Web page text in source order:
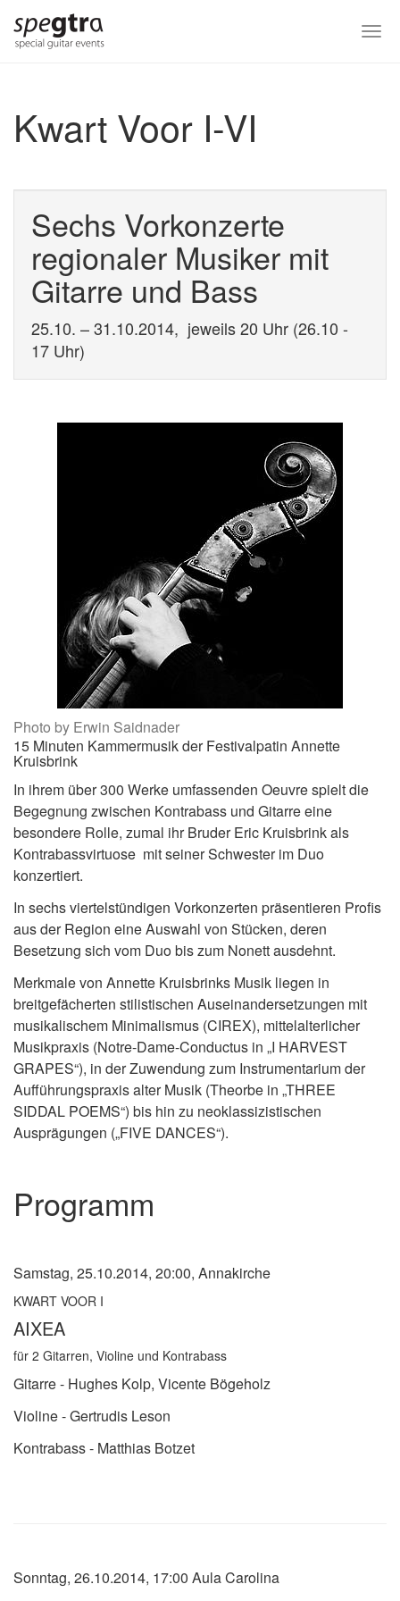
main
Kwart Voor I-VI
Sechs Vorkonzerte
regionaler Musiker mit
Gitarre und Bass
25.10. – 31.10.2014, jeweils 20 Uhr (26.10 -
17 Uhr)
Photo by Erwin Saidnader
15 Minuten Kammermusik der Festivalpatin Annette
Kruisbrink
In ihrem über 300 Werke umfassenden Oeuvre spielt die
Begegnung zwischen Kontrabass und Gitarre eine
besondere Rolle, zumal ihr Bruder Eric Kruisbrink als
Kontrabassvirtuose mit seiner Schwester im Duo
konzertiert.
In sechs viertelstündigen Vorkonzerten präsentieren Profis
aus der Region eine Auswahl von Stücken, deren
Besetzung sich vom Duo bis zum Nonett ausdehnt.
Merkmale von Annette Kruisbrinks Musik liegen in
breitgefächerten stilistischen Auseinandersetzungen mit
musikalischem Minimalismus (CIREX), mittelalterlicher
Musikpraxis (Notre-Dame-Conductus in „I HARVEST
GRAPES“), in der Zuwendung zum Instrumentarium der
Aufführungspraxis alter Musik (Theorbe in „THREE
SIDDAL POEMS“) bis hin zu neoklassizistischen
Ausprägungen („FIVE DANCES“).
Programm
Samstag, 25.10.2014, 20:00, Annakirche
KWART VOOR I
AIXEA
für 2 Gitarren, Violine und Kontrabass
Gitarre - Hughes Kolp, Vicente Bögeholz
Violine - Gertrudis Leson
Kontrabass - Matthias Botzet
Sonntag, 26.10.2014, 17:00 Aula Carolina